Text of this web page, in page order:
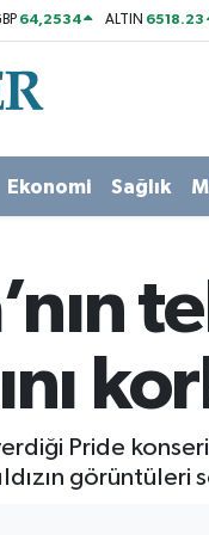
64,2534 ALTIN 6518.23
Ekonomi Sağlık
Pride